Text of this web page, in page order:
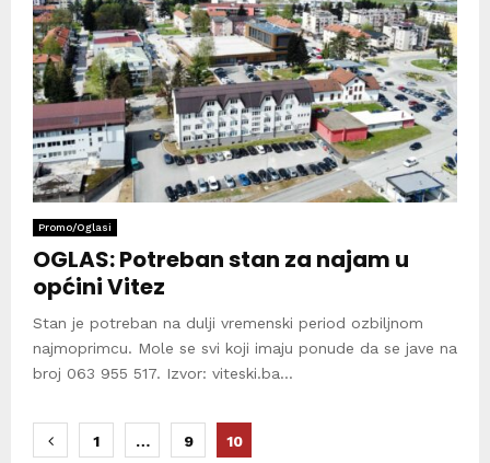
Promo/Oglasi
OGLAS: Potreban stan za najam u
općini Vitez
Stan je potreban na dulji vremenski period ozbiljnom
najmoprimcu. Mole se svi koji imaju ponude da se jave na
broj 063 955 517. Izvor: viteski.ba...
Brojevi
1 … 9 10